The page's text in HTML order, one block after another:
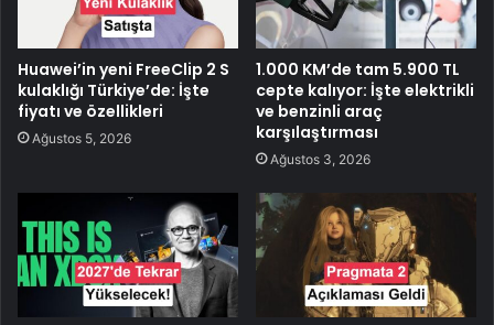
Huawei’in yeni FreeClip 2 S
kulaklığı Türkiye’de: İşte
fiyatı ve özellikleri
Ağustos 5, 2026
1.000 KM’de tam 5.900 TL
cepte kalıyor: İşte elektrikli
ve benzinli araç
karşılaştırması
Ağustos 3, 2026